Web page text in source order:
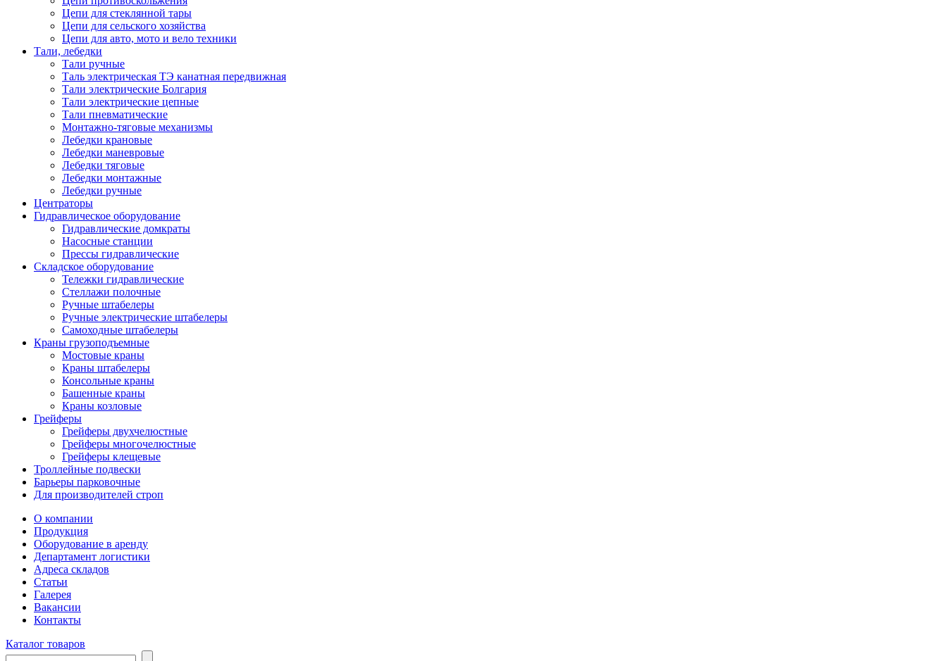
Цепи для стеклянной тары
Цепи для сельского хозяйства
Цепи для авто, мото и вело техники
Тали, лебедки
Тали ручные
Таль электрическая ТЭ канатная передвижная
Тали электрические Болгария
Тали электрические цепные
Тали пневматические
Монтажно-тяговые механизмы
Лебедки крановые
Лебедки маневровые
Лебедки тяговые
Лебедки монтажные
Лебедки ручные
Центраторы
Гидравлическое оборудование
Гидравлические домкраты
Насосные станции
Прессы гидравлические
Складское оборудование
Тележки гидравлические
Cтеллажи полочные
Ручные штабелеры
Ручные электрические штабелеры
Самоходные штабелеры
Краны грузоподъемные
Мостовые краны
Краны штабелеры
Консольные краны
Башенные краны
Краны козловые
Грейферы
Грейферы двухчелюстные
Грейферы многочелюстные
Грейферы клещевые
Троллейные подвески
Барьеры парковочные
Для производителей строп
О компании
Продукция
Оборудование в аренду
Департамент логистики
Адреса складов
Статьи
Галерея
Вакансии
Контакты
Каталог товаров